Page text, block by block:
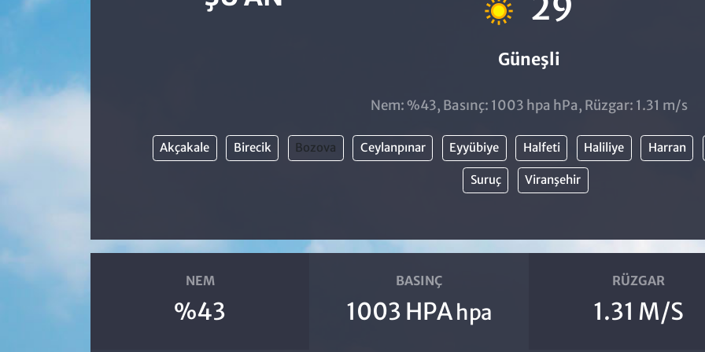
Güneşli
Nem: %43, Basınç: 1003 hpa hPa, Rüzgar: 1.31 m/s
Akçakale Birecik Bozova Ceylanpınar Eyyübiye Halfeti Haliliye Harran
Suruç Viranşehir
NEM
%43
BASINÇ
1003 HPA hpa
RÜZGAR
1.31 M/S